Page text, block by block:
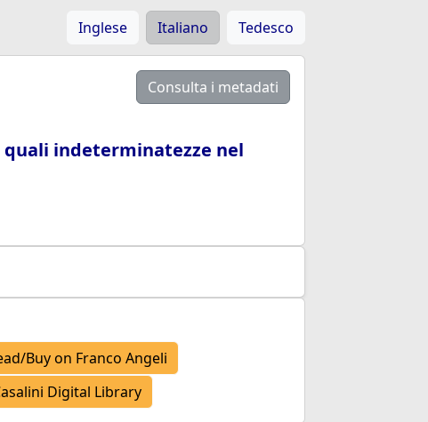
Inglese Italiano Tedesco
Consulta i metadati
quali indeterminatezze nel
Buy on Franco Angeli
Digital Library